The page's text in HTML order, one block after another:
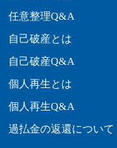
任意整理Q&A
自己破産とは
自己破産Q&A
個人再生とは
個人再生Q&A
過払金の返還について